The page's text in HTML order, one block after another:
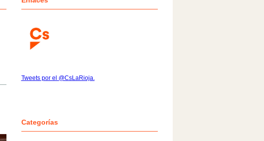
Tweets por el @CsLaRioja.
Categorías